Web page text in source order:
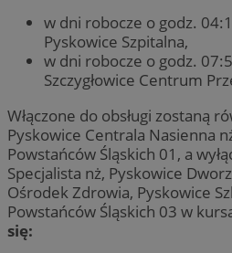
w dni robocze o godz.
Pyskowice Szpitalna,
w dni robocze o godz.
Szczygłowice Centrum
Włączone do obsługi zostaną
Pyskowice Centrala Nasienna
Powstańców Śląskich 01, a
Specjalista nż, Pyskowice
Ośrodek Zdrowia, Pyskowice
Powstańców Śląskich 03 w
się: